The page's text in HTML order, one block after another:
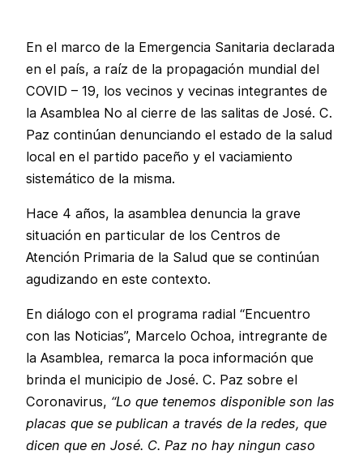
En el marco de la Emergencia Sanitaria declarada
en el país, a raíz de la propagación mundial del
COVID – 19, los vecinos y vecinas integrantes de
la Asamblea No al cierre de las salitas de José. C.
Paz continúan denunciando el estado de la salud
local en el partido paceño y el vaciamiento
sistemático de la misma.
Hace 4 años, la asamblea denuncia la grave
situación en particular de los Centros de
Atención Primaria de la Salud que se continúan
agudizando en este contexto.
En diálogo con el programa radial “Encuentro
con las Noticias”, Marcelo Ochoa, intregrante de
la Asamblea, remarca la poca información que
brinda el municipio de José. C. Paz sobre el
Coronavirus, “Lo que tenemos disponible son las
placas que se publican a través de la redes, que
dicen que en José. C. Paz no hay ningun caso